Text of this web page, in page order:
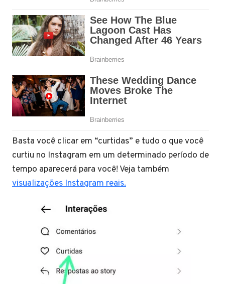
Basta você clicar em “curtidas” e tudo o que você
curtiu no Instagram em um determinado período de
tempo aparecerá para você! Veja também
visualizações Instagram reais.